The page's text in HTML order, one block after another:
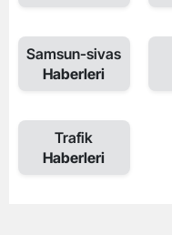
Samsun-sivas
Haberleri
Trafik
Haberleri